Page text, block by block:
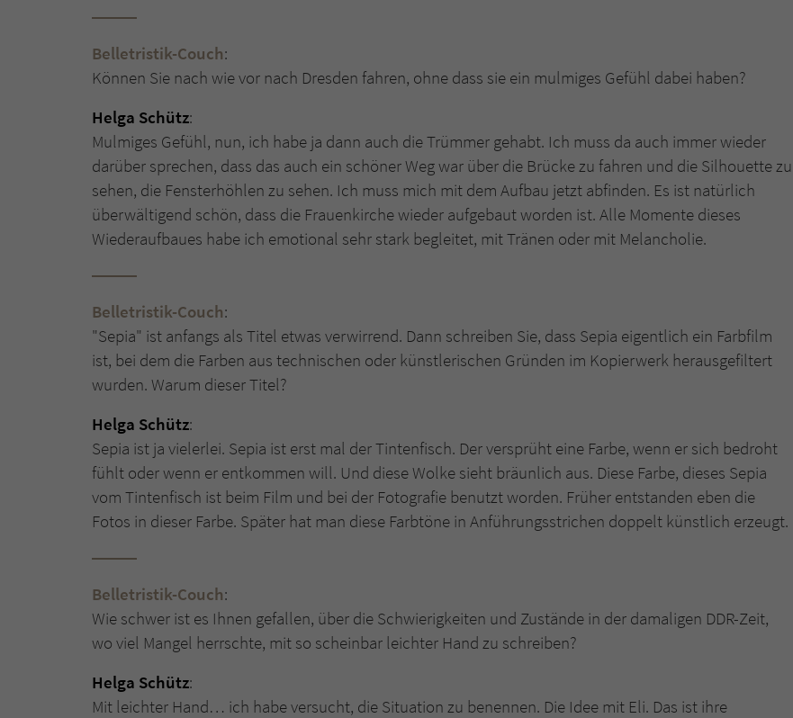
Belletristik-Couch:
Können Sie nach wie vor nach Dresden fahren, ohne dass sie ein mulmiges Gefühl dabei haben?
Helga Schütz:
Mulmiges Gefühl, nun, ich habe ja dann auch die Trümmer gehabt. Ich muss da auch immer wieder
darüber sprechen, dass das auch ein schöner Weg war über die Brücke zu fahren und die Silhouette zu
sehen, die Fensterhöhlen zu sehen. Ich muss mich mit dem Aufbau jetzt abfinden. Es ist natürlich
überwältigend schön, dass die Frauenkirche wieder aufgebaut worden ist. Alle Momente dieses
Wiederaufbaues habe ich emotional sehr stark begleitet, mit Tränen oder mit Melancholie.
Belletristik-Couch:
"Sepia" ist anfangs als Titel etwas verwirrend. Dann schreiben Sie, dass Sepia eigentlich ein Farbfilm
ist, bei dem die Farben aus technischen oder künstlerischen Gründen im Kopierwerk herausgefiltert
wurden. Warum dieser Titel?
Helga Schütz:
Sepia ist ja vielerlei. Sepia ist erst mal der Tintenfisch. Der versprüht eine Farbe, wenn er sich bedroht
fühlt oder wenn er entkommen will. Und diese Wolke sieht bräunlich aus. Diese Farbe, dieses Sepia
vom Tintenfisch ist beim Film und bei der Fotografie benutzt worden. Früher entstanden eben die
Fotos in dieser Farbe. Später hat man diese Farbtöne in Anführungsstrichen doppelt künstlich erzeugt.
Belletristik-Couch:
Wie schwer ist es Ihnen gefallen, über die Schwierigkeiten und Zustände in der damaligen DDR-Zeit,
wo viel Mangel herrschte, mit so scheinbar leichter Hand zu schreiben?
Helga Schütz:
Mit leichter Hand… ich habe versucht, die Situation zu benennen. Die Idee mit Eli. Das ist ihre